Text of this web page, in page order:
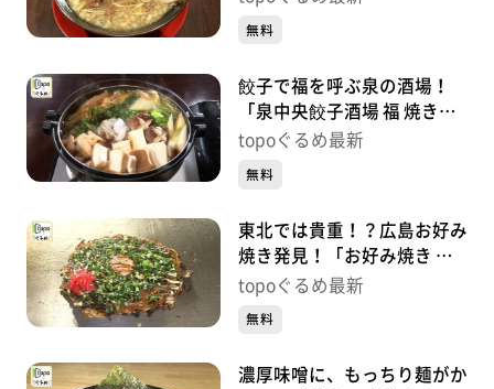
無料
餃子で福を呼ぶ泉の酒場！
「泉中央餃子酒場 福 焼き鳥
と鶏料理 色鶏々」（泉区泉
topoぐるめ最新
無料
東北では貴重！？広島お好み
焼き発見！「お好み焼き た
かちゃん仙台」（青葉区旭ヶ
topoぐるめ最新
無料
濃厚味噌に、もっちり麺がか